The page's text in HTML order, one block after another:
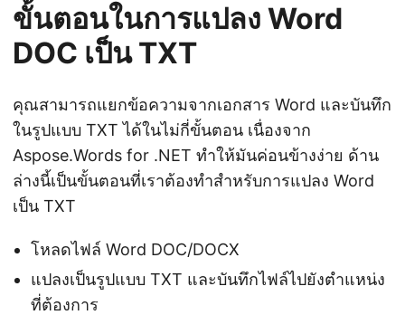
ขั้นตอนในการแปลง Word
DOC เป็น TXT
คุณสามารถแยกข้อความจากเอกสาร Word และบันทึก
ในรูปแบบ TXT ได้ในไม่กี่ขั้นตอน เนื่องจาก
Aspose.Words for .NET ทำให้มันค่อนข้างง่าย ด้าน
ล่างนี้เป็นขั้นตอนที่เราต้องทำสำหรับการแปลง Word
เป็น TXT
โหลดไฟล์ Word DOC/DOCX
แปลงเป็นรูปแบบ TXT และบันทึกไฟล์ไปยังตำแหน่ง
ที่ต้องการ